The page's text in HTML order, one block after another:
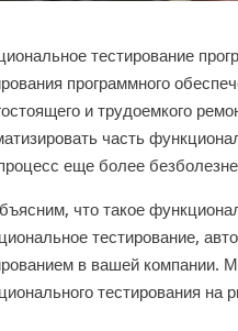
тестирование
программного
и трудоемкого
часть
еще более
что такое
тестирование,
в вашей компании.
тестирования на